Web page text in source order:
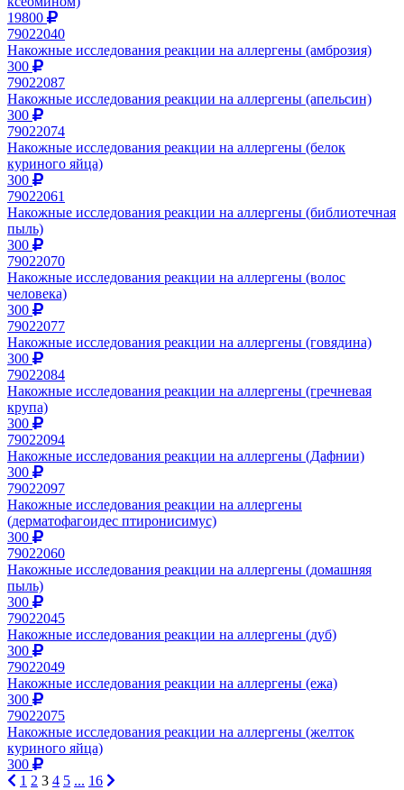
19800
79022040
Накожные исследования реакции на аллергены (амброзия)
300
79022087
Накожные исследования реакции на аллергены (апельсин)
300
79022074
Накожные исследования реакции на аллергены (белок
куриного яйца)
300
79022061
Накожные исследования реакции на аллергены (библиотечная
пыль)
300
79022070
Накожные исследования реакции на аллергены (волос
человека)
300
79022077
Накожные исследования реакции на аллергены (говядина)
300
79022084
Накожные исследования реакции на аллергены (гречневая
крупа)
300
79022094
Накожные исследования реакции на аллергены (Дафнии)
300
79022097
Накожные исследования реакции на аллергены
(дерматофагоидес птиронисимус)
300
79022060
Накожные исследования реакции на аллергены (домашняя
пыль)
300
79022045
Накожные исследования реакции на аллергены (дуб)
300
79022049
Накожные исследования реакции на аллергены (ежа)
300
79022075
Накожные исследования реакции на аллергены (желток
куриного яйца)
300
1 2 3 4 5 ... 16